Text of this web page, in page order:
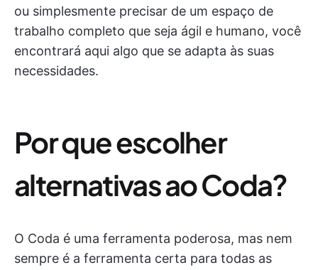
ou simplesmente precisar de um espaço de
trabalho completo que seja ágil e humano, você
encontrará aqui algo que se adapta às suas
necessidades.
Por que escolher
alternativas ao Coda?
O Coda é uma ferramenta poderosa, mas nem
sempre é a ferramenta certa para todas as